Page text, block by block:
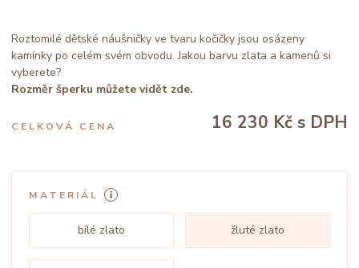
Roztomilé dětské náušničky ve tvaru kočičky jsou osázeny
kamínky po celém svém obvodu. Jakou barvu zlata a kamenů si
vyberete?
Rozměr šperku můžete vidět zde.
CELKOVÁ CENA 16 230 Kč s DPH
MATERIÁL
bílé zlato žluté zlato